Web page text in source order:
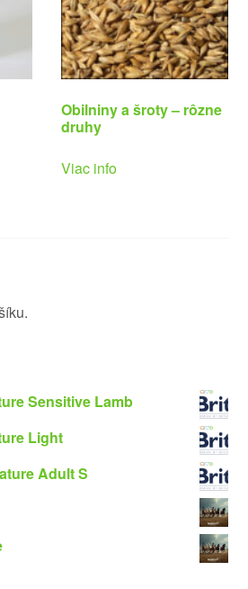
Obilniny a šroty – rôzne
druhy
Viac info
Sensitive Lamb
Light
Adult S